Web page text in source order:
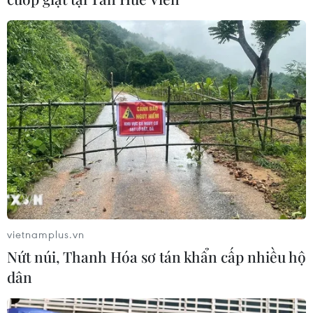
07/08/2026 15:58
Đình Bắc rực sáng với cú
đúp, tuyển Việt Nam vào bán kết
ASEAN Cup với ngôi đầu bảng
07/08/2026 15:49
Lần đầu tiên tổ chức Festival Võ
thuật quốc tế tại Hoàng thành Thăng
Long
07/08/2026 15:36
Sân chơi học đường giúp học sinh
rèn kỹ năng sống qua từng bước
vietnamplus.vn
Nứt núi, Thanh Hóa sơ tán khẩn cấp nhiều hộ
dân